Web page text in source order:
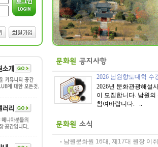
2026 남원향토대학 수
2026년 문화관광해설
이 모집합니다. 남원
참여바랍니다. ..
남원문화원 16대, 제17대 원장 이